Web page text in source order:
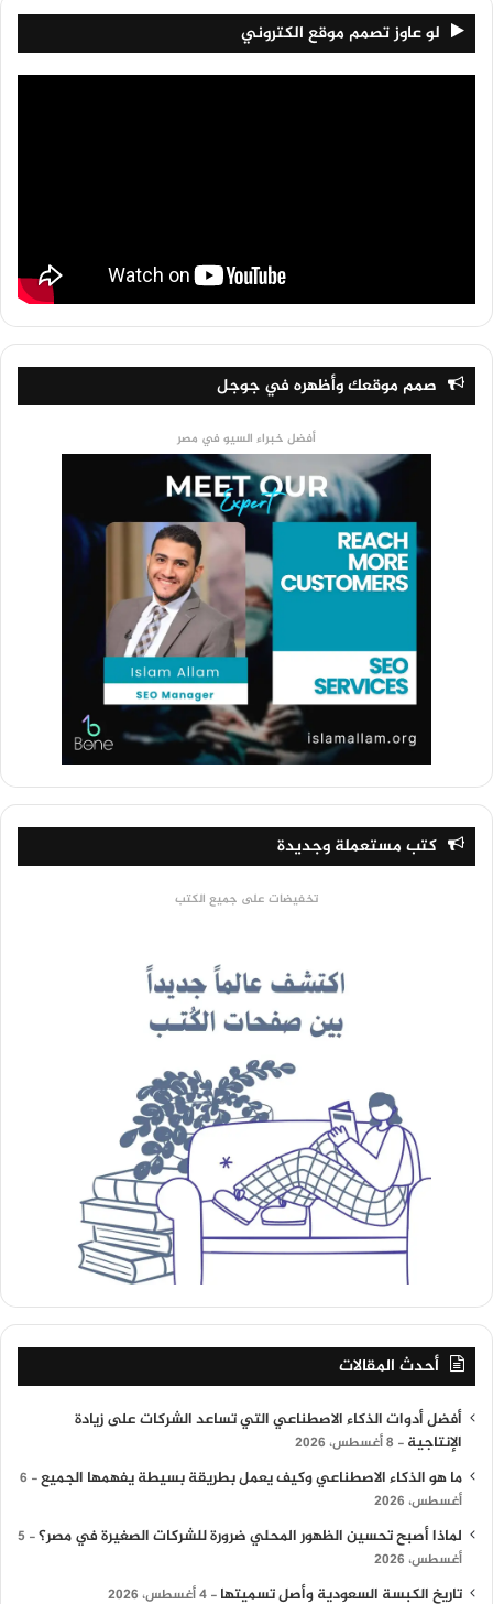
لو عاوز تصمم موقع الكتروني
صمم موقعك وأظهره في جوجل
أفضل خبراء السيو في مصر
كتب مستعملة وجديدة
تخفيضات على جميع الكتب
أحدث المقالات
أفضل أدوات الذكاء الاصطناعي التي تساعد الشركات على زيادة
الإنتاجية
8 أغسطس، 2026
ما هو الذكاء الاصطناعي وكيف يعمل بطريقة بسيطة يفهمها الجميع
6
أغسطس، 2026
لماذا أصبح تحسين الظهور المحلي ضرورة للشركات الصغيرة في مصر؟
5
أغسطس، 2026
تاريخ الكبسة السعودية وأصل تسميتها 4 أغسطس، 2026